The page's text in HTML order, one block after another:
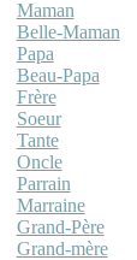
Maman
Belle-Maman
Papa
Beau-Papa
Frère
Soeur
Tante
Oncle
Parrain
Marraine
Grand-Père
Grand-mère